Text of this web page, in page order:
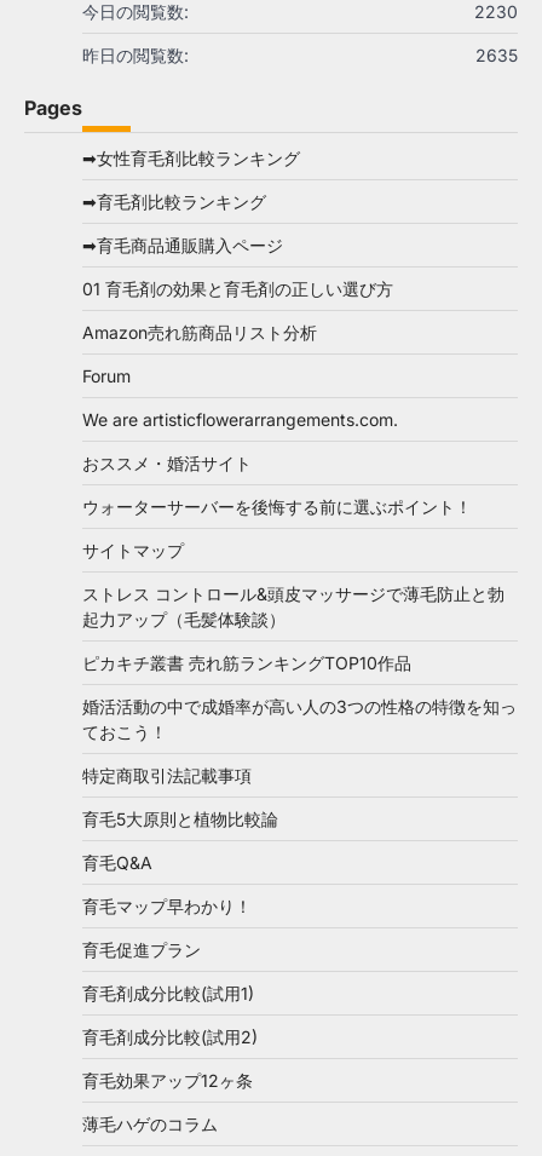
2230
今日の閲覧数:
2635
昨日の閲覧数:
Pages
➡女性育毛剤比較ランキング
➡育毛剤比較ランキング
➡育毛商品通販購入ページ
01 育毛剤の効果と育毛剤の正しい選び方
Amazon売れ筋商品リスト分析
Forum
We are artisticflowerarrangements.com.
おススメ・婚活サイト
ウォーターサーバーを後悔する前に選ぶポイント！
サイトマップ
ストレス コントロール&頭皮マッサージで薄毛防止と勃
起力アップ（毛髪体験談）
ピカキチ叢書 売れ筋ランキングTOP10作品
婚活活動の中で成婚率が高い人の3つの性格の特徴を知っ
ておこう！
特定商取引法記載事項
育毛5大原則と植物比較論
育毛Q&A
育毛マップ早わかり！
育毛促進プラン
育毛剤成分比較(試用1)
育毛剤成分比較(試用2)
育毛効果アップ12ヶ条
薄毛ハゲのコラム